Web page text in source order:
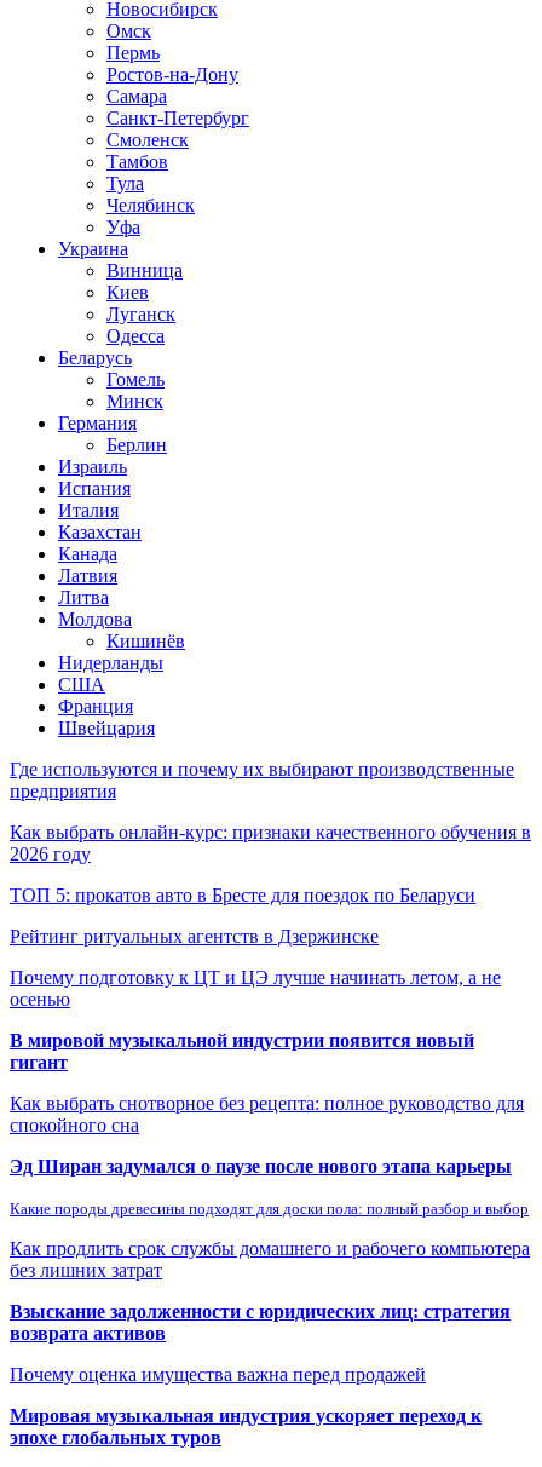
Новосибирск
Омск
Пермь
Ростов-на-Дону
Самара
Санкт-Петербург
Смоленск
Тамбов
Тула
Челябинск
Уфа
Украина
Винница
Киев
Луганск
Одесса
Беларусь
Гомель
Минск
Германия
Берлин
Израиль
Испания
Италия
Казахстан
Канада
Латвия
Литва
Молдова
Кишинёв
Нидерланды
США
Франция
Швейцария
Где используются и почему их выбирают производственные
предприятия
Как выбрать онлайн-курс: признаки качественного обучения в
2026 году
ТОП 5: прокатов авто в Бресте для поездок по Беларуси
Рейтинг ритуальных агентств в Дзержинске
Почему подготовку к ЦТ и ЦЭ лучше начинать летом, а не
осенью
В мировой музыкальной индустрии появится новый
гигант
Как выбрать снотворное без рецепта: полное руководство для
спокойного сна
Эд Ширан задумался о паузе после нового этапа карьеры
Какие породы древесины подходят для доски пола: полный разбор и выбор
Как продлить срок службы домашнего и рабочего компьютера
без лишних затрат
Взыскание задолженности с юридических лиц: стратегия
возврата активов
Почему оценка имущества важна перед продажей
Мировая музыкальная индустрия ускоряет переход к
эпохе глобальных туров